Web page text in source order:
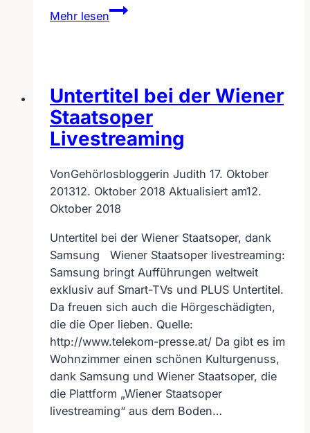
Mehr lesen
Motivations-
Video
Untertitel bei der Wiener
Staatsoper
Livestreaming
VonGehörlosbloggerin Judith 17. Oktober
201312. Oktober 2018 Aktualisiert am12.
Oktober 2018
Untertitel bei der Wiener Staatsoper, dank
Samsung Wiener Staatsoper livestreaming:
Samsung bringt Aufführungen weltweit
exklusiv auf Smart-TVs und PLUS Untertitel.
Da freuen sich auch die Hörgeschädigten,
die die Oper lieben. Quelle:
http://www.telekom-presse.at/ Da gibt es im
Wohnzimmer einen schönen Kulturgenuss,
dank Samsung und Wiener Staatsoper, die
die Plattform „Wiener Staatsoper
livestreaming“ aus dem Boden…